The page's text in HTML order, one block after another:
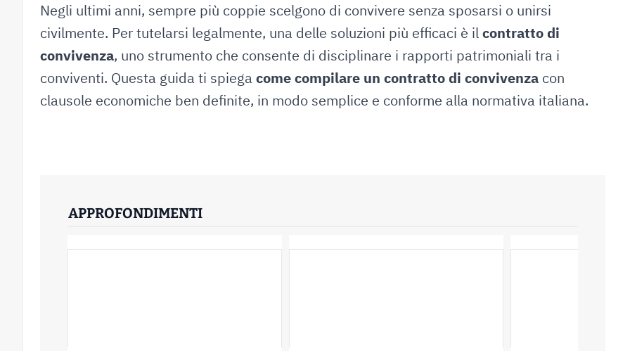
Negli ultimi anni, sempre più coppie scelgono di convivere senza sposarsi o unirsi
civilmente. Per tutelarsi legalmente, una delle soluzioni più efficaci è ilcontratto di
convivenza, uno strumento che consente di disciplinare i rapporti patrimoniali tra i
conviventi. Questa guida ti spiega come compilare un contratto di convivenza con
clausole economiche ben definite, in modo semplice e conforme alla normativa italiana.
APPROFONDIMENTI